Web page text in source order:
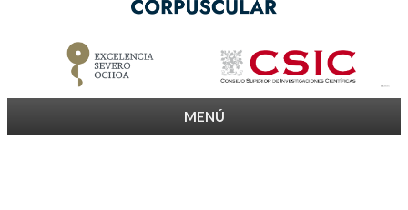
MENÚ